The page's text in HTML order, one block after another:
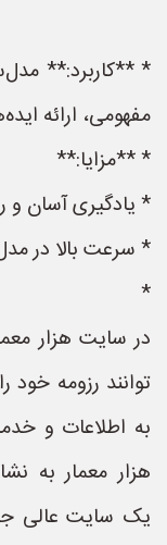
* **کاربرد:**
مفهومی، ارائه
* **مزایا:**
* یادگیری آسان و
* سرعت بالا در
*
در سایت هزار
توانند رزومه خود
به اطلاعات و
یک سایت عالی